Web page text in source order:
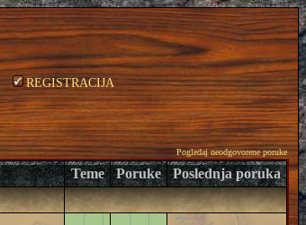
REGISTRACIJA
Pogledaj neodgovorene poruke
Teme Poruke Poslednja poruka